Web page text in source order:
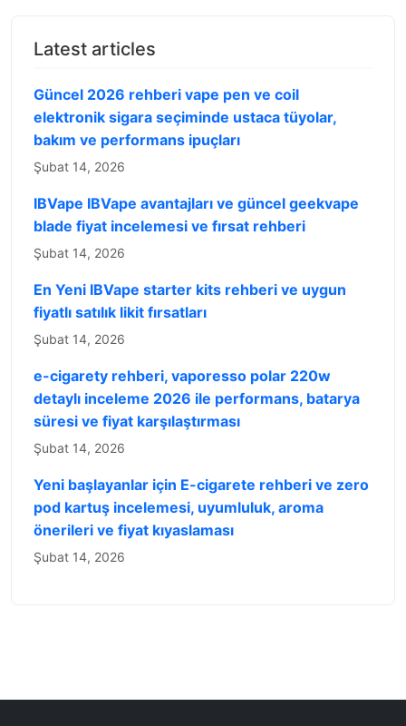
Latest articles
Güncel 2026 rehberi vape pen ve coil
elektronik sigara seçiminde ustaca tüyolar,
bakım ve performans ipuçları
Şubat 14, 2026
IBVape IBVape avantajları ve güncel geekvape
blade fiyat incelemesi ve fırsat rehberi
Şubat 14, 2026
En Yeni IBVape starter kits rehberi ve uygun
fiyatlı satılık likit fırsatları
Şubat 14, 2026
e-cigarety rehberi, vaporesso polar 220w
detaylı inceleme 2026 ile performans, batarya
süresi ve fiyat karşılaştırması
Şubat 14, 2026
Yeni başlayanlar için E-cigarete rehberi ve zero
pod kartuş incelemesi, uyumluluk, aroma
önerileri ve fiyat kıyaslaması
Şubat 14, 2026